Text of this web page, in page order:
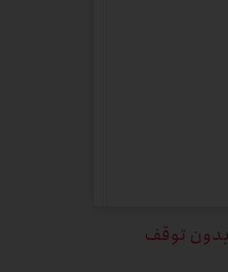
بدون توقف